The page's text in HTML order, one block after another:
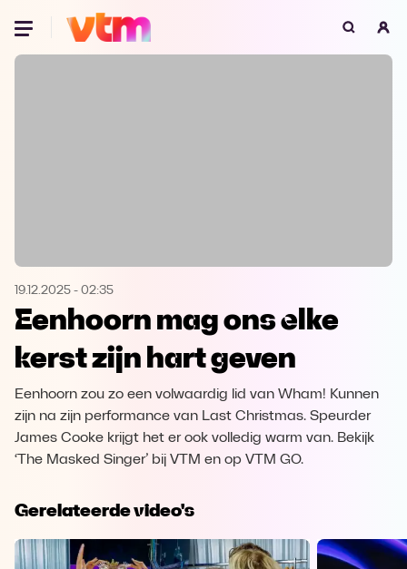
Oeps, browser niet ondersteund
Microsoft Edge Download
Opera Download
19.12.2025 - 02:35
Eenhoorn mag ons elke
kerst zijn hart geven
Eenhoorn zou zo een volwaardig lid van Wham! Kunnen
zijn na zijn performance van Last Christmas. Speurder
James Cooke krijgt het er ook volledig warm van. Bekijk
‘The Masked Singer’ bij VTM en op VTM GO.
Gerelateerde video's